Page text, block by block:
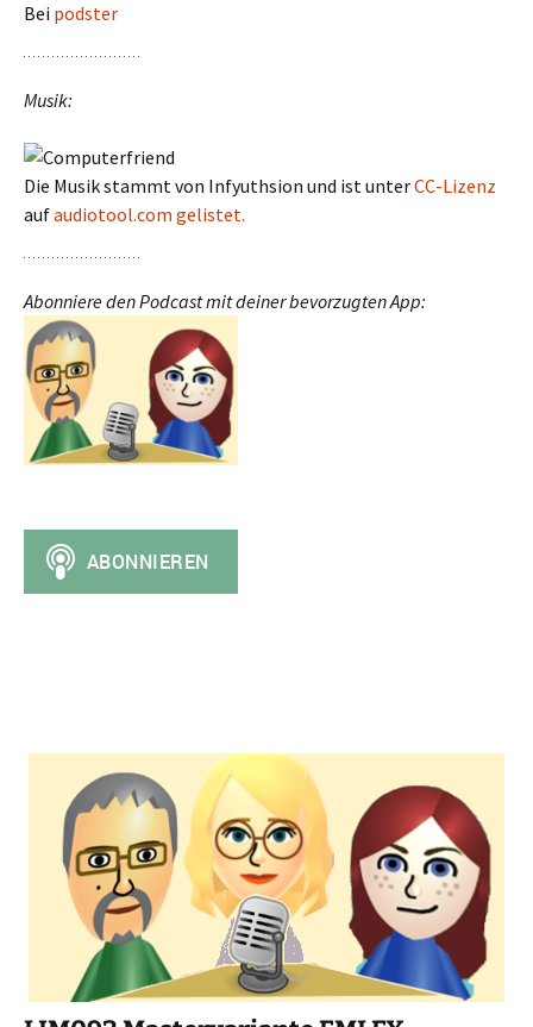
Bei podster
Musik:
Die Musik stammt von Infyuthsion und ist unterCC-Lizenz
aufaudiotool.com gelistet.
Abonniere den Podcast mit deiner bevorzugten App: